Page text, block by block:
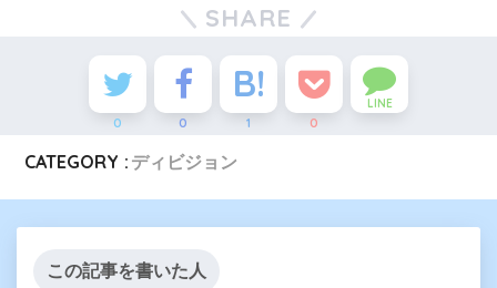
SHARE
0 0 1 0
LINE
CATEGORY : ディビジョン
この記事を書いた人